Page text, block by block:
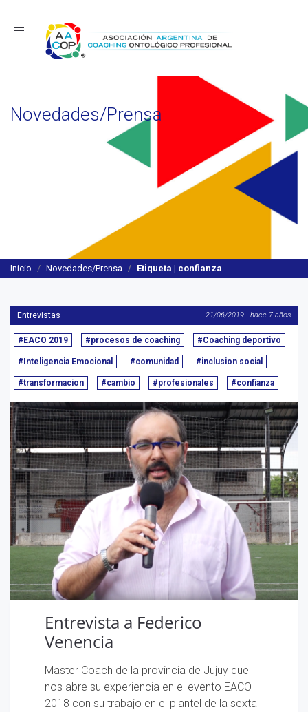
Navegación
Novedades/Prensa
Inicio Novedades/Prensa Etiqueta | confianza
Entrevistas 21/06/2019 - hace 7 años
#EACO 2019 #procesos de coaching #Coaching deportivo
#Inteligencia Emocional #comunidad #inclusion social
#transformacion #cambio #profesionales #confianza
Entrevista a Federico
Venencia
Master Coach de la provincia de Jujuy que
nos abre su experiencia en el evento EACO
2018 con su trabajo en el plantel de la sexta